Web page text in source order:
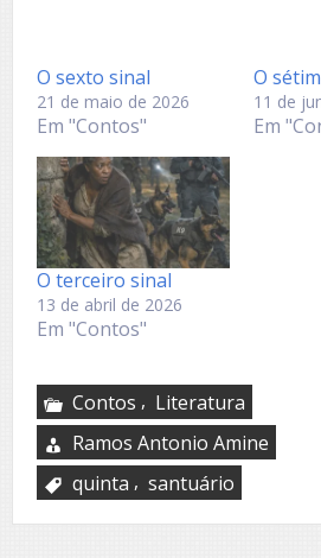
O sexto sinal
21 de maio de 2026
Em "Contos"
O
11 de
Em
O terceiro sinal
13 de abril de 2026
Em "Contos"
Contos , Literatura
Ramos Antonio Amine
quinta , santuário